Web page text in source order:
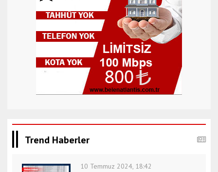
Trend Haberler
10 Temmuz 2024, 18:42